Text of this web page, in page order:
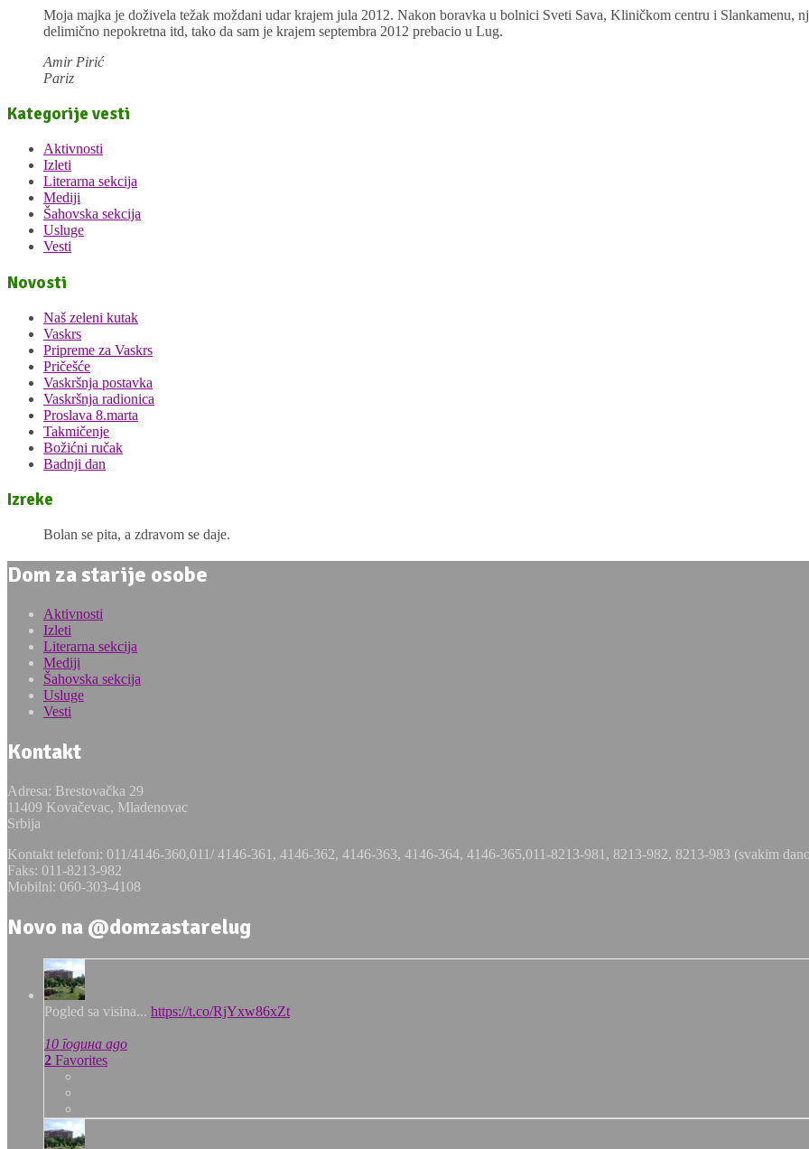
Moja majka je doživela težak moždani udar krajem jula 2012. Nakon boravka u bolnici Sveti Sava, Kliničkom centru i Slankamenu,
delimično nepokretna itd, tako da sam je krajem septembra 2012 prebacio u Lug.
Amir Pirić
Pariz
Kategorije vesti
Aktivnosti
Izleti
Literarna sekcija
Mediji
Šahovska sekcija
Usluge
Vesti
Novosti
Naš zeleni kutak
Vaskrs
Pripreme za Vaskrs
Pričešće
Vaskršnja postavka
Vaskršnja radionica
Proslava 8.marta
Takmičenje
Božićni ručak
Badnji dan
Izreke
Bolan se pita, a zdravom se daje.
Dom za starije osobe
Aktivnosti
Izleti
Literarna sekcija
Mediji
Šahovska sekcija
Usluge
Vesti
Kontakt
Adresa: Brestovačka 29
11409 Kovačevac, Mladenovac
Srbija
Kontakt telefoni: 011/4146-360,011/ 4146-361, 4146-362, 4146-363, 4146-364, 4146-365,011-8213-981, 8213-982, 8213-983 (svakim
Faks: 011-8213-982
Mobilni: 060-303-4108
Novo na @domzastarelug
Pogled sa visina... https://t.co/RjYxw86xZt
10 година ago
2 Favorites